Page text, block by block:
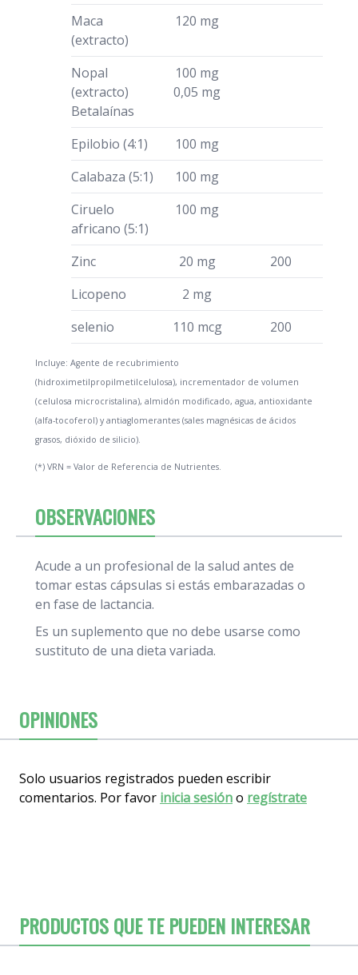
Maca
(extracto)
120 mg
Nopal
(extracto)
Betalaínas
100 mg
0,05 mg
Epilobio (4:1)
100 mg
Calabaza (5:1)
100 mg
Ciruelo
africano (5:1)
100 mg
Zinc 20 mg
200
Licopeno
2 mg
selenio
110 mcg 200
Incluye: Agente de recubrimiento
(hidroximetilpropilmetilcelulosa), incrementador de volumen
(celulosa microcristalina), almidón modificado, agua, antioxidante
(alfa-tocoferol) y antiaglomerantes (sales magnésicas de ácidos
grasos, dióxido de silicio).
(*) VRN = Valor de Referencia de Nutrientes.
OBSERVACIONES
Acude a un profesional de la salud antes de
tomar estas cápsulas si estás embarazadas o
en fase de lactancia.
Es un suplemento que no debe usarse como
sustituto de una dieta variada.
OPINIONES
Solo usuarios registrados pueden escribir
comentarios. Por favor inicia sesióno regístrate
PRODUCTOS QUE TE PUEDEN INTERESAR